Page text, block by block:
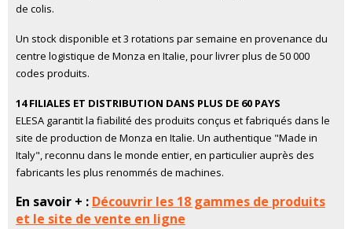
de colis.
Un stock disponible et 3 rotations par semaine en provenance du
centre logistique de Monza en Italie, pour livrer plus de 50 000
codes produits.
14 FILIALES ET DISTRIBUTION DANS PLUS DE 60 PAYS
ELESA garantit la fiabilité des produits conçus et fabriqués dans le
site de production de Monza en Italie. Un authentique "Made in
Italy", reconnu dans le monde entier, en particulier auprès des
fabricants les plus renommés de machines.
En savoir + : Découvrir les 18 gammes de produits
et le site de vente en ligne